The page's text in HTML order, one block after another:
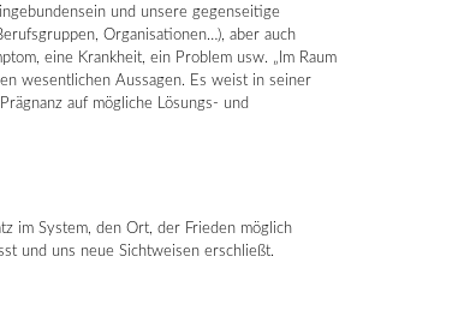
und unsere gegenseitige
Organisationen…), aber auch
eine Krankheit, ein Problem usw. „Im Raum
wesentlichen Aussagen. Es weist in seiner
auf mögliche Lösungs- und
im System, den Ort, der Frieden möglich
und uns neue Sichtweisen erschließt.